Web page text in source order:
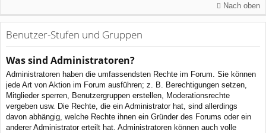
Nach oben
Benutzer-Stufen und Gruppen
Was sind Administratoren?
Administratoren haben die umfassendsten Rechte im Forum. Sie können
jede Art von Aktion im Forum ausführen; z. B. Berechtigungen setzen,
Mitglieder sperren, Benutzergruppen erstellen, Moderationsrechte
vergeben usw. Die Rechte, die ein Administrator hat, sind allerdings
davon abhängig, welche Rechte ihnen ein Gründer des Forums oder ein
anderer Administrator erteilt hat. Administratoren können auch volle